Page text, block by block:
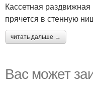
Кассетная
прячется в стенную
читать дальше →
Вас может